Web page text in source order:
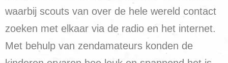
waarbij scouts van over de hele wereld contact
zoeken met elkaar via de radio en het internet.
Met behulp van zendamateurs konden de